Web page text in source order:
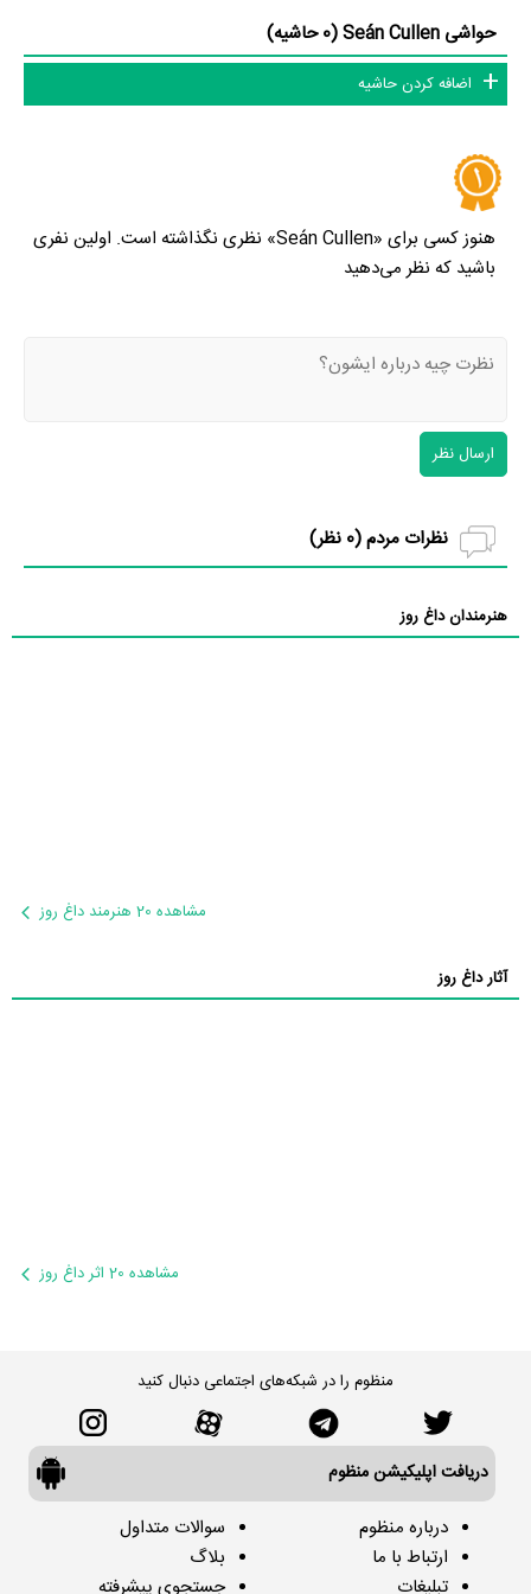
برای ما ارسال کنید.
حواشی Seán Cullen (0 حاشیه)
اضافه کردن حاشیه
هنوز کسی برای «Seán Cullen» نظری نگذاشته است. اولین نفری
باشید که نظر می‌دهید
ارسال نظر
نظرات مردم (0 نظر)
هنرمندان داغ روز
مشاهده 20 هنرمند داغ روز
آثار داغ روز
مشاهده 20 اثر داغ روز
منظوم را در شبکه‌های اجتماعی دنبال کنید
دریافت اپلیکیشن منظوم
درباره منظوم
ارتباط با ما
تبلیغات
سوالات متداول
بلاگ
جستجوی پیشرفته